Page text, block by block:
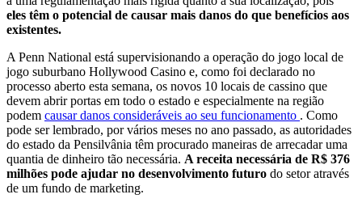
eles têm o potencial de causar mais danos do que benefícios aos
existentes.
A Penn National está supervisionando a operação do jogo local de
jogo suburbano Hollywood Casino e, como foi declarado no
processo aberto esta semana, os novos 10 locais de cassino que
devem abrir portas em todo o estado e especialmente na região
podem causar danos consideráveis ​​​​ao seu funcionamento . Como
pode ser lembrado, por vários meses no ano passado, as autoridades
do estado da Pensilvânia têm procurado maneiras de arrecadar uma
quantia de dinheiro tão necessária. A receita necessária de R$ 376
milhões pode ajudar no desenvolvimento futuro do setor através
de um fundo de marketing.